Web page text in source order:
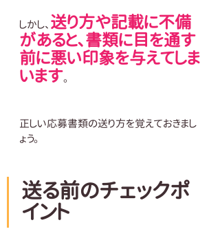
しかし、送り方や記載に不備
があると、書類に目を通す
前に悪い印象を与えてしま
います。
正しい応募書類の送り方を覚えておきまし
ょう。
送る前のチェックポ
イント